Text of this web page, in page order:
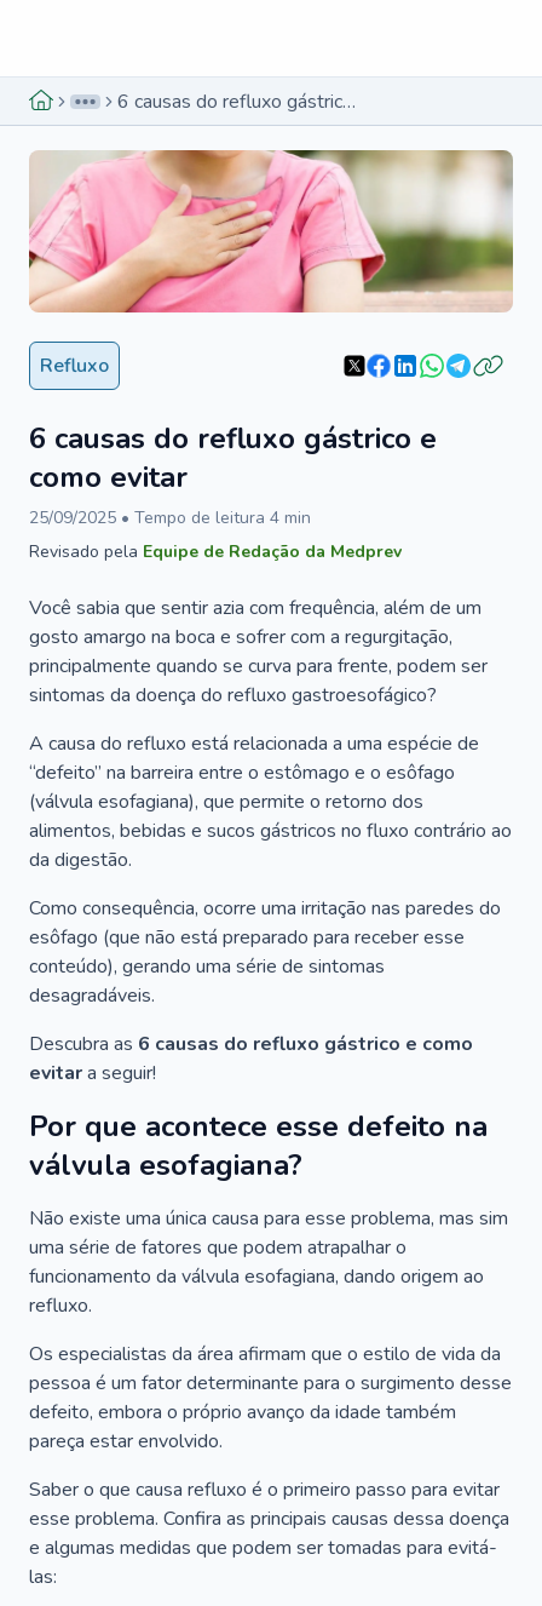
6 causas do refluxo gástrico e como evitar
Refluxo
6 causas do refluxo gástrico e
como evitar
25/09/2025 • Tempo de leitura 4 min
Revisado pela Equipe de Redação da Medprev
Você sabia que sentir azia com frequência, além de um
gosto amargo na boca e sofrer com a regurgitação,
principalmente quando se curva para frente, podem ser
sintomas da doença do refluxo gastroesofágico?
A causa do refluxo está relacionada a uma espécie de
“defeito” na barreira entre o estômago e o esôfago
(válvula esofagiana), que permite o retorno dos
alimentos, bebidas e sucos gástricos no fluxo contrário ao
da digestão.
Como consequência, ocorre uma irritação nas paredes do
esôfago (que não está preparado para receber esse
conteúdo), gerando uma série de sintomas
desagradáveis.
Descubra as 6 causas do refluxo gástrico e como
evitara seguir!
Por que acontece esse defeito na
válvula esofagiana?
Não existe uma única causa para esse problema, mas sim
uma série de fatores que podem atrapalhar o
funcionamento da válvula esofagiana, dando origem ao
refluxo.
Os especialistas da área afirmam que o estilo de vida da
pessoa é um fator determinante para o surgimento desse
defeito, embora o próprio avanço da idade também
pareça estar envolvido.
Saber o que causa refluxo é o primeiro passo para evitar
esse problema. Confira as principais causas dessa doença
e algumas medidas que podem ser tomadas para evitá-
las: